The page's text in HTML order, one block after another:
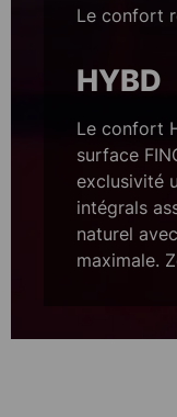
Le confort
HYBD
Le confort
surface
exclusivité
intégrals
naturel
maximale.